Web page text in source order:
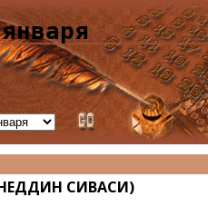
СИВАСИ)